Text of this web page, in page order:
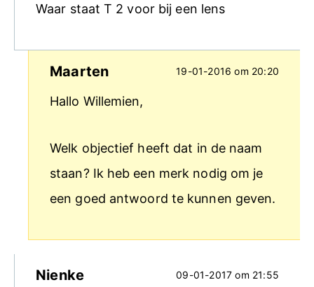
Waar staat T 2 voor bij een lens
Maarten 19-01-2016 om 20:20
Hallo Willemien,
Welk objectief heeft dat in de naam
staan? Ik heb een merk nodig om je
een goed antwoord te kunnen geven.
Nienke 09-01-2017 om 21:55